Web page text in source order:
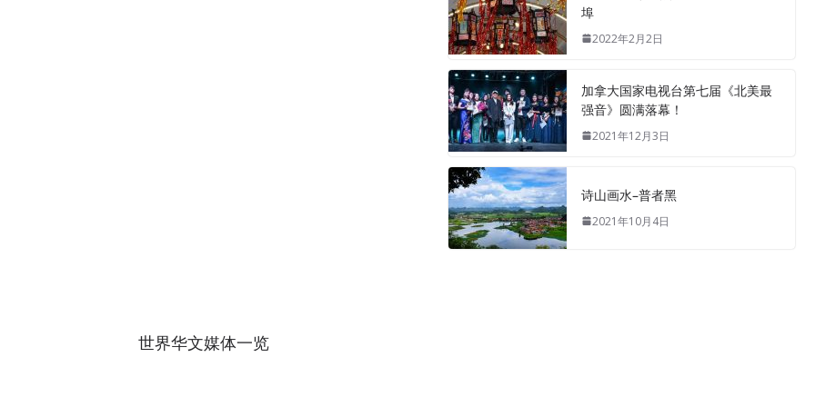
埠
2022年2月2日
加拿大国家电视台第七届《北美最
强音》圆满落幕！
2021年12月3日
诗山画水–普者黑
2021年10月4日
世界华文媒体一览